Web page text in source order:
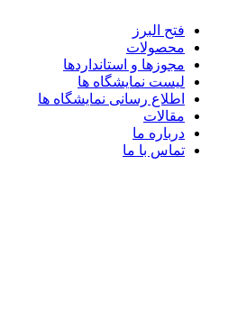
فتح البرز
محصولات
مجوزها و استانداردها
لیست نمایشگاه ها
اطلاع رسانی نمایشگاه ها
مقالات
درباره ما
تماس با ما